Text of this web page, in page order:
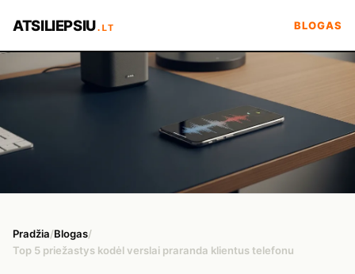
ATSILIEPSIU.LT BLOGAS
Pradžia/Blogas/
Top 5 priežastys kodėl verslai praranda klientus telefonu